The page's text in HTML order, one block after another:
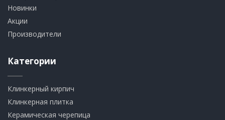
Новинки
Акции
Производители
Категории
Клинкерный кирпич​
​Клинкерная плитка
​Керамическая черепица